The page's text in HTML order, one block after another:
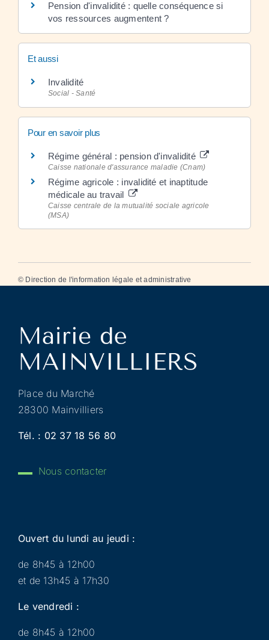
Pension d'invalidité : quelle conséquence si
vos ressources augmentent ?
Et aussi
Invalidité
Social - Santé
Pour en savoir plus
Régime général : pension d'invalidité
Caisse nationale d'assurance maladie (Cnam)
Régime agricole : invalidité et inaptitude
médicale au travail
Caisse centrale de la mutualité sociale agricole
(MSA)
© Direction de l'information légale et administrative
Place du Marché
28300 Mainvilliers
Tél. : 02 37 18 56 80
Nous contacter
Ouvert du lundi au jeudi :
de 8h45 à 12h00
et de 13h45 à 17h30
Le vendredi :
de 8h45 à 12h00